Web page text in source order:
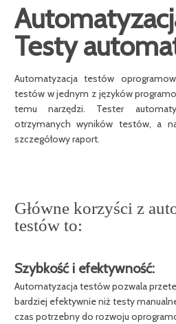
Testy
Automatyzacja testów
testów w jednym z języków
temu narzędzi. Tester
otrzymanych wyników testów, a
szczegółowy raport.
Główne korzyści z
testów to:
Szybkość i efektywność:
Automatyzacja testów pozwala
bardziej efektywnie niż testy
czas potrzebny do rozwoju